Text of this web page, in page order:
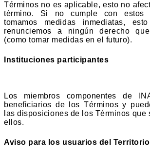
Términos no es aplicable, esto no
término. Si no cumple con estos
tomamos medidas inmediatas,
renunciemos a ningún derecho
(como tomar medidas en el futuro).
Instituciones participantes
Los miembros componentes de
beneficiarios de los Términos y
las disposiciones de los Términos que
ellos.
Aviso para los usuarios del